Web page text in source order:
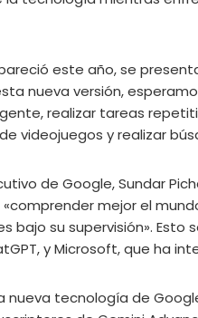
este año, se
nueva versión,
realizar tareas
videojuegos y realizar
de Google, Sundar
mejor el
bajo su supervisión».
y Microsoft, que ha
nueva tecnología de